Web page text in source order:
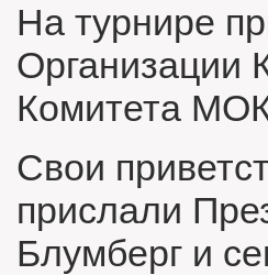
На турнире
Организации
Комитета
Свои
прислали
Блумберг и